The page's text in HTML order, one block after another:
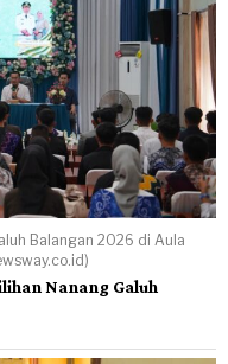
Balangan 2026 di Aula
Nanang Galuh